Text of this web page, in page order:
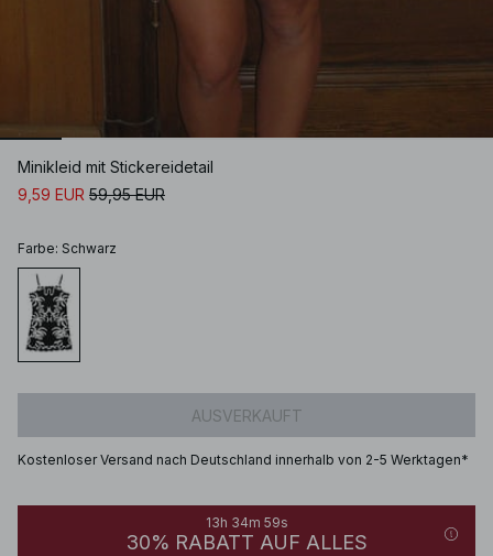
Minikleid mit Stickereidetail
9,59 EUR 59,95 EUR
Farbe: Schwarz
AUSVERKAUFT
Kostenloser Versand nach Deutschland innerhalb von 2-5 Werktagen*
13h 34m 59s
30% RABATT AUF ALLES